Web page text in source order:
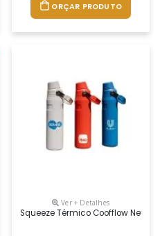
ORÇAR PRODUTO
Parede Dupla Isolada A Vácuo E
Ver + Detalhes
Squeeze Térmico Coofflow New